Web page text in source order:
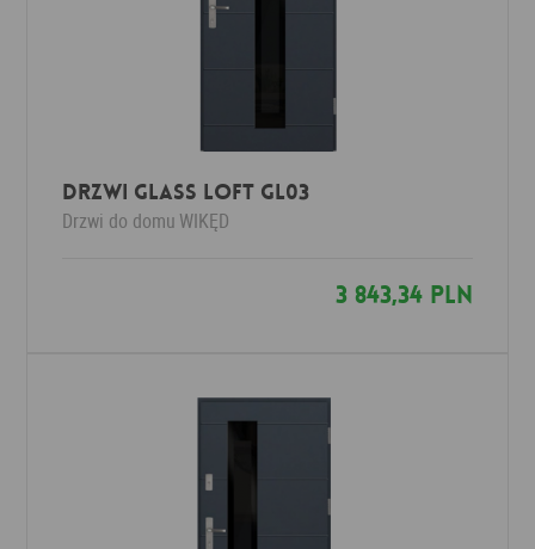
Drzwi Glass Loft GL03
Drzwi do domu WIKĘD
3 843,34 PLN